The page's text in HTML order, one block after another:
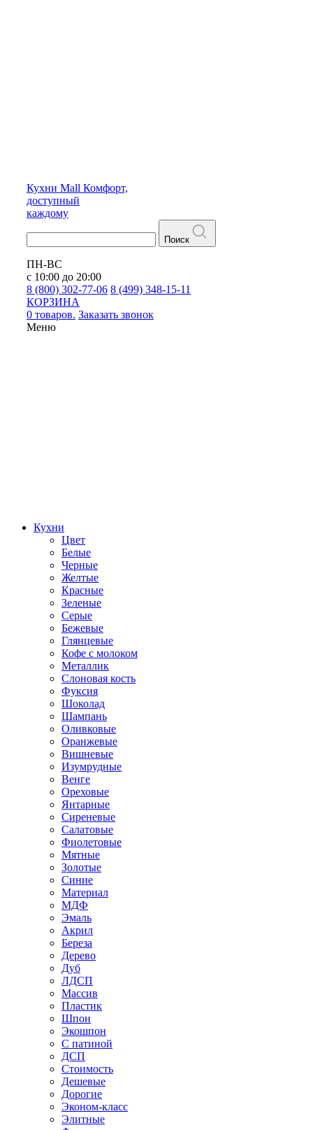
Кухни Mall Комфорт,
доступный
каждому
Поиск
ПН-ВС
с 10:00 до 20:00
8 (800) 302-77-06 8 (499) 348-15-11
КОРЗИНА
0 товаров. Заказать звонок
Меню
Кухни
Цвет
Белые
Черные
Желтые
Красные
Зеленые
Серые
Бежевые
Глянцевые
Кофе с молоком
Металлик
Слоновая кость
Фуксия
Шоколад
Шампань
Оливковые
Оранжевые
Вишневые
Изумрудные
Венге
Ореховые
Янтарные
Сиреневые
Салатовые
Фиолетовые
Мятные
Золотые
Синие
Материал
МДФ
Эмаль
Акрил
Береза
Дерево
Дуб
ЛДСП
Массив
Пластик
Шпон
Экошпон
С патиной
ДСП
Стоимость
Дешевые
Дорогие
Эконом-класс
Элитные